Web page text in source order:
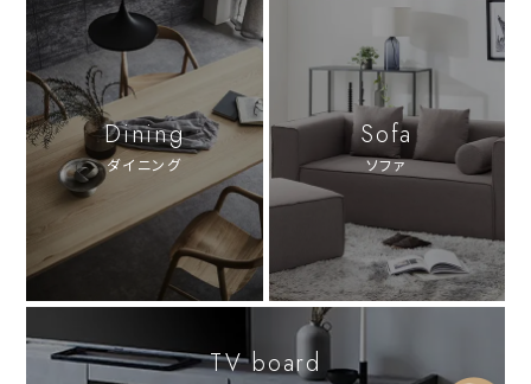
Dining
ダイニング
Sofa
ソファ
TV board